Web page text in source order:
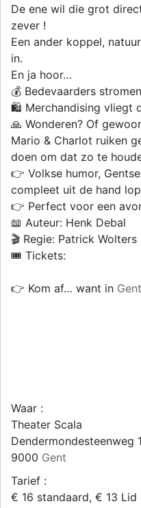
De ene wil die grot
zever !
Een ander koppel,
in.
En ja hoor…
💰 Bedevaarders
🛍️ Merchandising vliegt
🙏 Wonderen? Of
Mario & Charlot ruiken
doen om dat zo te
👉 Volkse humor,
compleet uit de hand
👉 Perfect voor een
📖 Auteur: Henk Debal
🎬 Regie: Patrick Wolters
🎟️ Tickets:
👉 Kom af… want in Gent
Waar :
Theater Scala
Dendermondesteenweg
9000 Gent
Tarief :
€ 16 standaard, € 13